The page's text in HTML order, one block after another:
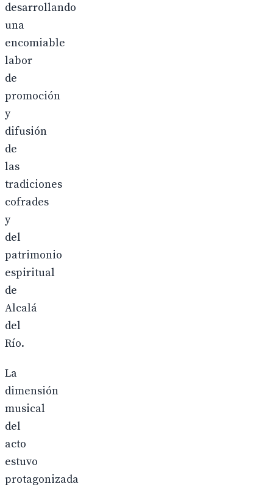
desarrollando
una
encomiable
labor
de
promoción
y
difusión
de
las
tradiciones
cofrades
y
del
patrimonio
espiritual
de
Alcalá
del
Río.
La
dimensión
musical
del
acto
estuvo
protagonizada